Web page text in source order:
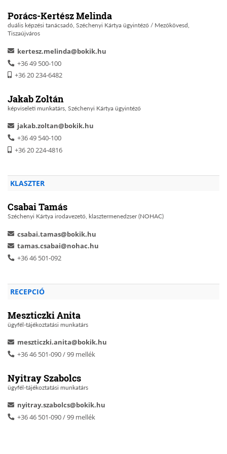
Porács-Kertész Melinda
duális képzési tanácsadó, Széchenyi Kártya ügyintéző / Mezőkövesd,
Tiszaújváros
kertesz.melinda@bokik.hu
+36 49 500-100
+36 20 234-6482
Jakab Zoltán
képviseleti munkatárs, Széchenyi Kártya ügyintéző
jakab.zoltan@bokik.hu
+36 49 540-100
+36 20 224-4816
KLASZTER
Csabai Tamás
Széchenyi Kártya irodavezető, klasztermenedzser (NOHAC)
csabai.tamas@bokik.hu
tamas.csabai@nohac.hu
+36 46 501-092
RECEPCIÓ
Meszticzki Anita
ügyfél-tájékoztatási munkatárs
meszticzki.anita@bokik.hu
+36 46 501-090 / 99 mellék
Nyitray Szabolcs
ügyfél-tájékoztatási munkatárs
nyitray.szabolcs@bokik.hu
+36 46 501-090 / 99 mellék